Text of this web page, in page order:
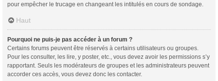
pour empêcher le trucage en changeant les intitulés en cours de sondage.
Haut
Pourquoi ne puis-je pas accéder à un forum ?
Certains forums peuvent être réservés à certains utilisateurs ou groupes.
Pour les consulter, les lire, y poster, etc., vous devez avoir les permissions s’y
rapportant. Seuls les modérateurs de groupes et les administrateurs peuvent
accorder ces accès, vous devez donc les contacter.